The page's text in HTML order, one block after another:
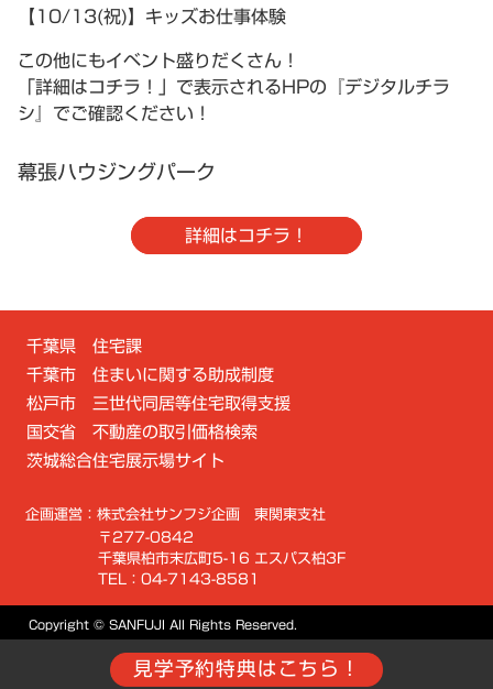
【10/13(祝)】キッズお仕事体験
この他にもイベント盛りだくさん！
「詳細はコチラ！」で表示されるHPの『デジタルチラ
シ』でご確認ください！
幕張ハウジングパーク
詳細はコチラ！
千葉県 住宅課
千葉市 住まいに関する助成制度
松戸市 三世代同居等住宅取得支援
国交省 不動産の取引価格検索
茨城総合住宅展示場サイト
企画運営：株式会社サンフジ企画 東関東支社
〒277-0842
千葉県柏市末広町5-16 エスパス柏3F
TEL：04-7143-8581
Copyright © SANFUJI All Rights Reserved.